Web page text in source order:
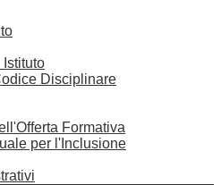
Istituto
Disciplinare
Formativa
per l'Inclusione